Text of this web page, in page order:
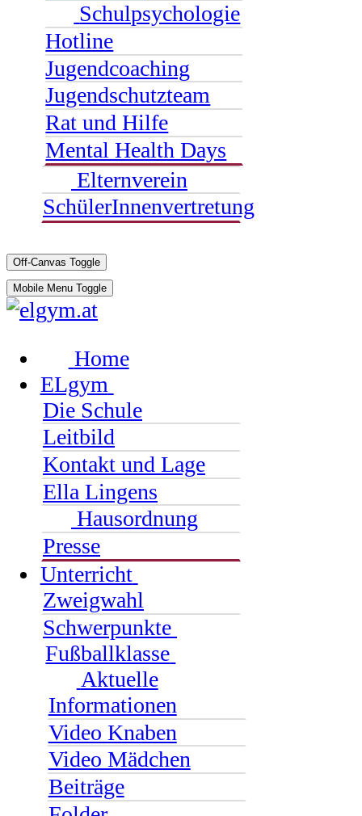
Schulpsychologie
Hotline
Jugendcoaching
Jugendschutzteam
Rat und Hilfe
Mental Health Days
Elternverein
SchülerInnenvertretung
Off-Canvas Toggle
Mobile Menu Toggle
Home
ELgym
Die Schule
Leitbild
Kontakt und Lage
Ella Lingens
Hausordnung
Presse
Unterricht
Zweigwahl
Schwerpunkte
Fußballklasse
Aktuelle
Informationen
Video Knaben
Video Mädchen
Beiträge